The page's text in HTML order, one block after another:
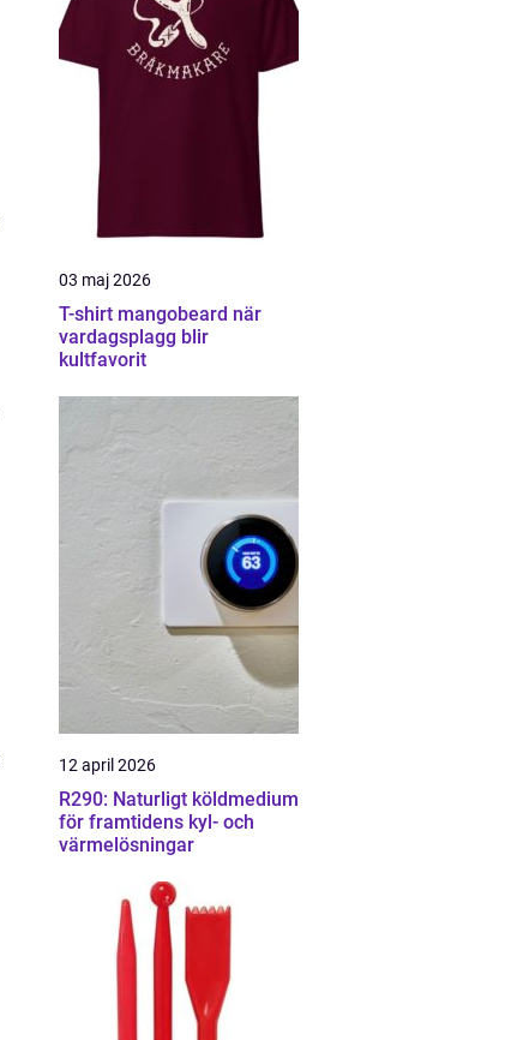
03 maj 2026
T-shirt mangobeard när
vardagsplagg blir
kultfavorit
12 april 2026
R290: Naturligt köldmedium
för framtidens kyl- och
värmelösningar